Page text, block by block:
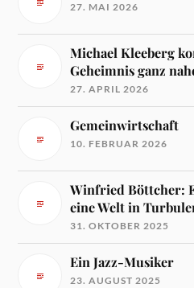
27. MAI 2026
Michael Kleeberg
Geheimnis ganz
27. APRIL 2026
Gemeinwirtschaft
10. FEBRUAR 2026
Winfried Böttcher:
eine Welt in
31. OKTOBER 2025
Ein Jazz-Musiker
23. AUGUST 2025